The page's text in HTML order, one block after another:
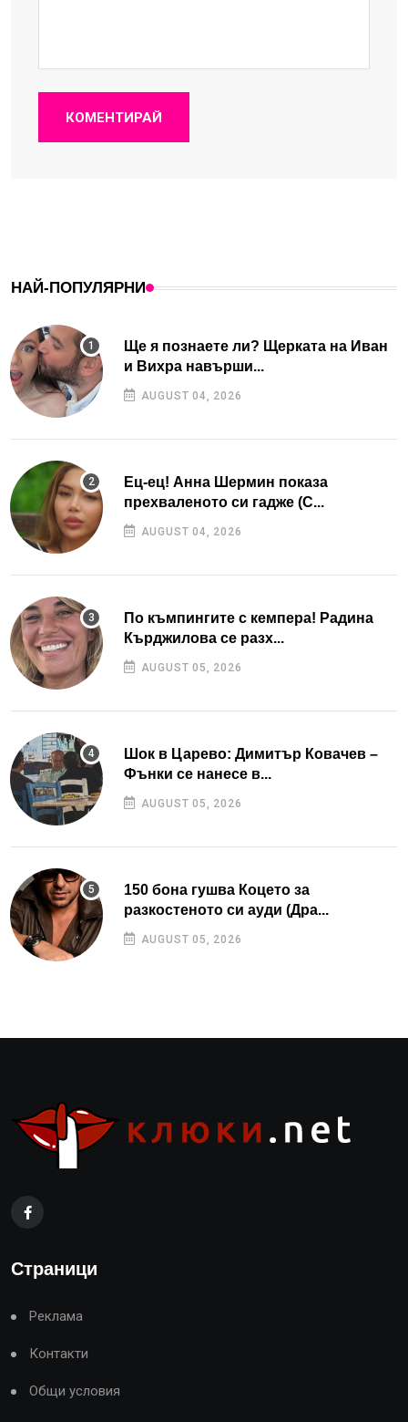
КОМЕНТИРАЙ
НАЙ-ПОПУЛЯРНИ
Ще я познаете ли? Щерката на Иван
и Вихра навърши...
AUGUST 04, 2026
Ец-ец! Анна Шермин показа
прехваленото си гадже (С...
AUGUST 04, 2026
По къмпингите с кемпера! Радина
Кърджилова се разх...
AUGUST 05, 2026
Шок в Царево: Димитър Ковачев –
Фънки се нанесе в...
AUGUST 05, 2026
150 бона гушва Коцето за
разкостеното си ауди (Дра...
AUGUST 05, 2026
Страници
Реклама
Контакти
Общи условия